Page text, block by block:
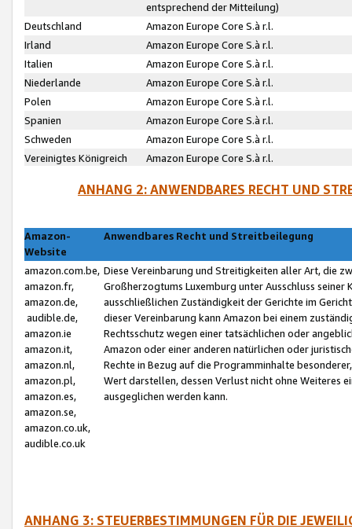
entsprechend der Mitteilung)
Deutschland
Amazon Europe Core S.à r.l.
Irland
Amazon Europe Core S.à r.l.
Italien
Amazon Europe Core S.à r.l.
Niederlande
Amazon Europe Core S.à r.l.
Polen
Amazon Europe Core S.à r.l.
Spanien
Amazon Europe Core S.à r.l.
Schweden
Amazon Europe Core S.à r.l.
Vereinigtes Königreich
Amazon Europe Core S.à r.l.
ANHANG 2: ANWENDBARES RECHT UND
Amazon-
Website
Anwendbares Recht und Streitbeilegung
amazon.com.be,
amazon.fr,
amazon.de,
audible.de,
amazon.ie
amazon.it,
amazon.nl,
amazon.pl,
amazon.es,
amazon.se,
amazon.co.uk,
audible.co.uk
Diese Vereinbarung und Streitigkeiten aller Art, die
Großherzogtums Luxemburg unter Ausschluss
ausschließlichen Zuständigkeit der Gerichte im
dieser Vereinbarung kann Amazon bei einem
Rechtsschutz wegen einer tatsächlichen oder
Amazon oder einer anderen natürlichen oder
Rechte in Bezug auf die Programminhalte
Wert darstellen, dessen Verlust nicht ohne Weiteres
ausgeglichen werden kann.
ANHANG 3: STEUERBESTIMMUNGEN FÜR DIE